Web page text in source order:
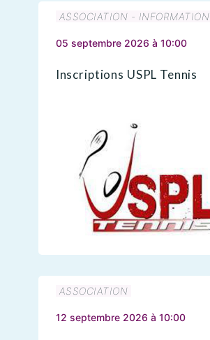
ASSOCIATION - INFORMATION
05 septembre 2026 à 10:00
Inscriptions USPL Tennis
ASSOCIATION
12 septembre 2026 à 10:00